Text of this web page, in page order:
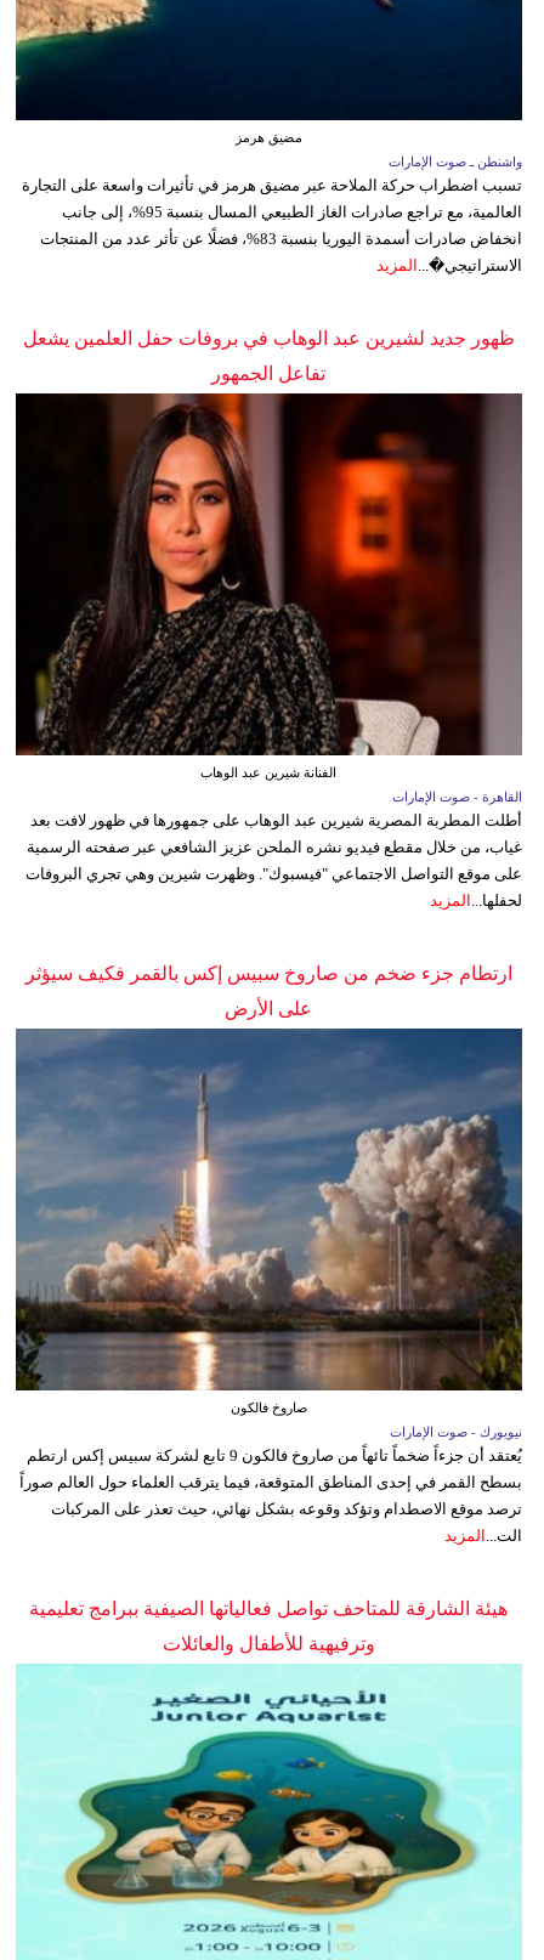
مضيق هرمز
واشنطن ـ صوت الإمارات
تسبب اضطراب حركة الملاحة عبر مضيق هرمز في تأثيرات واسعة على التجارة
العالمية، مع تراجع صادرات الغاز الطبيعي المسال بنسبة 95%، إلى جانب
انخفاض صادرات أسمدة اليوريا بنسبة 83%، فضلًا عن تأثر عدد من المنتجات
الاستراتيجي�... المزيد
ظهور جديد لشيرين عبد الوهاب في بروفات حفل العلمين يشعل
تفاعل الجمهور
الفنانة شيرين عبد الوهاب
القاهرة - صوت الإمارات
أطلت المطربة المصرية شيرين عبد الوهاب على جمهورها في ظهور لافت بعد
غياب، من خلال مقطع فيديو نشره الملحن عزيز الشافعي عبر صفحته الرسمية
على موقع التواصل الاجتماعي "فيسبوك". وظهرت شيرين وهي تجري البروفات
لحفلها... المزيد
ارتطام جزء ضخم من صاروخ سبيس إكس بالقمر فكيف سيؤثر
على الأرض
صاروخ فالكون
نيويورك - صوت الإمارات
يُعتقد أن جزءاً ضخماً تائهاً من صاروخ فالكون 9 تابع لشركة سبيس إكس ارتطم
بسطح القمر في إحدى المناطق المتوقعة، فيما يترقب العلماء حول العالم صوراً
ترصد موقع الاصطدام وتؤكد وقوعه بشكل نهائي، حيث تعذر على المركبات
الت...
المزيد
هيئة الشارقة للمتاحف تواصل فعالياتها الصيفية ببرامج تعليمية
وترفيهية للأطفال والعائلات